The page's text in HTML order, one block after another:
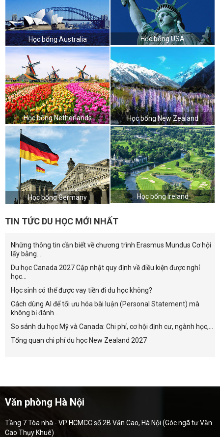
Học bổng Australia Học bổng USA
Học bổng Netherlands Học bổng New Zealand
Học bổng Germany Học bổng Ireland
TIN TỨC DU HỌC MỚI NHẤT
Những thông tin cần biết về chương trình Erasmus Mundus Cơ hội
lấy bằng...
Du học Canada 2027 Cập nhật quy định về điều kiện được nghỉ
học...
Học sinh có thể được vay tiền đi du học không?
Cách dùng AI để tối ưu hóa bài luận (Personal Statement) mà
không bị đánh...
So sánh du học Mỹ và Canada: Chi phí, cơ hội định cư, ngành học,...
Tổng quan chi phí du học New Zealand 2027
Văn phòng Hà Nội
Tầng 7 Tòa nhà - VP HCMCC số 2B Văn Cao, Hà Nội (Góc ngã tư Văn
Cao Thụy Khuê)